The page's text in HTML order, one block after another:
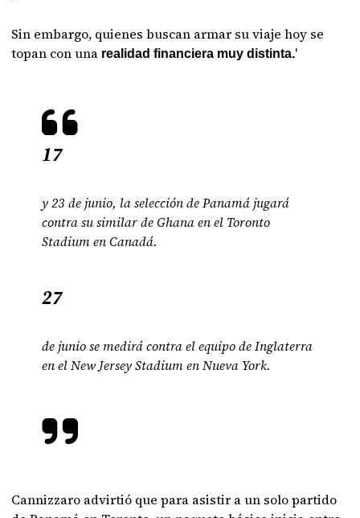
Sin embargo, quienes buscan armar su viaje hoy se
topan con una realidad financiera muy distinta.'
17
y 23 de junio, la selección de Panamá jugará
contra su similar de Ghana en el Toronto
Stadium en Canadá.
27
de junio se medirá contra el equipo de Inglaterra
en el New Jersey Stadium en Nueva York.
Cannizzaro advirtió que para asistir a un solo partido